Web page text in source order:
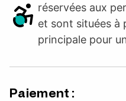
réservées aux
et sont situées à
principale pour
Paiement :